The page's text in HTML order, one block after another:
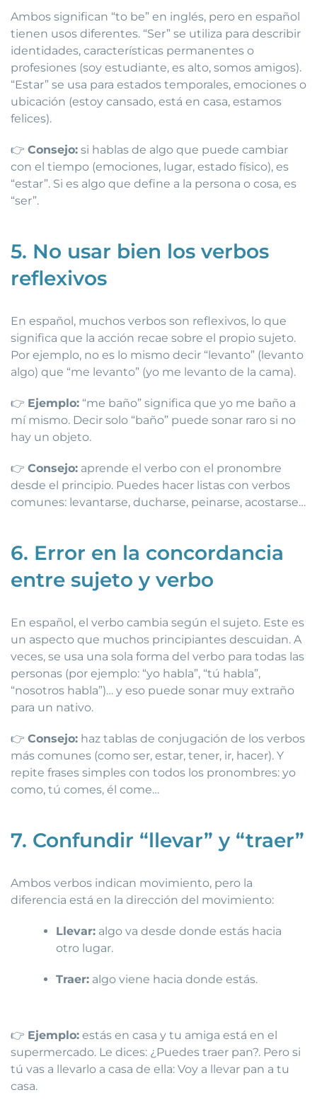
Ambos significan “to be” en inglés, pero en español
tienen usos diferentes. “Ser” se utiliza para describir
identidades, características permanentes o
profesiones (soy estudiante, es alto, somos amigos).
“Estar” se usa para estados temporales, emociones o
ubicación (estoy cansado, está en casa, estamos
felices).
👉 Consejo: si hablas de algo que puede cambiar
con el tiempo (emociones, lugar, estado físico), es
“estar”. Si es algo que define a la persona o cosa, es
“ser”.
5. No usar bien los verbos
reflexivos
En español, muchos verbos son reflexivos, lo que
significa que la acción recae sobre el propio sujeto.
Por ejemplo, no es lo mismo decir “levanto” (levanto
algo) que “me levanto” (yo me levanto de la cama).
👉 Ejemplo: “me baño” significa que yo me baño a
mí mismo. Decir solo “baño” puede sonar raro si no
hay un objeto.
👉 Consejo: aprende el verbo con el pronombre
desde el principio. Puedes hacer listas con verbos
comunes: levantarse, ducharse, peinarse, acostarse…
6. Error en la concordancia
entre sujeto y verbo
En español, el verbo cambia según el sujeto. Este es
un aspecto que muchos principiantes descuidan. A
veces, se usa una sola forma del verbo para todas las
personas (por ejemplo: “yo habla”, “tú habla”,
“nosotros habla”)… y eso puede sonar muy extraño
para un nativo.
👉 Consejo: haz tablas de conjugación de los verbos
más comunes (como ser, estar, tener, ir, hacer). Y
repite frases simples con todos los pronombres: yo
como, tú comes, él come…
7. Confundir “llevar” y “traer”
Ambos verbos indican movimiento, pero la
diferencia está en la dirección del movimiento:
Llevar: algo va desde donde estás hacia
otro lugar.
Traer: algo viene hacia donde estás.
👉 Ejemplo: estás en casa y tu amiga está en el
supermercado. Le dices: ¿Puedes traer pan?. Pero si
tú vas a llevarlo a casa de ella: Voy a llevar pan a tu
casa.